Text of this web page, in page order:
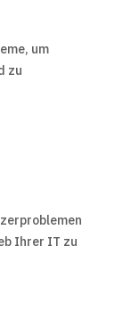
um
zu
Ihrer IT zu